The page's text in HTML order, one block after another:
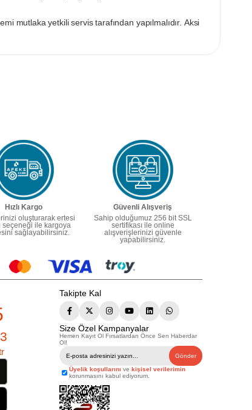
mutlaka yetkili servis tarafından yapılmalıdır. Aksi
Hızlı Kargo
oluşturarak ertesi
seçeneği ile kargoya
sağlayabilirsiniz.
Güvenli Alışveriş
Sahip olduğumuz 256 bit SSL
sertifikası ile online
alışverişlerinizi güvenle
yapabilirsiniz.
Takipte Kal
Size Özel Kampanyalar
Hemen Kayıt Ol Fırsatlardan Önce Sen Haberdar
Ol!
Gönder
Üyelik koşullarını ve kişisel verilerimin
korunmasını kabul ediyorum.